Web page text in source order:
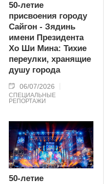
50-летие
присвоения городу
Сайгон - Зядинь
имени Президента
Хо Ши Мина: Тихие
переулки, хранящие
душу города
06/07/2026
СПЕЦИАЛЬНЫЕ
РЕПОРТАЖИ
50-летие